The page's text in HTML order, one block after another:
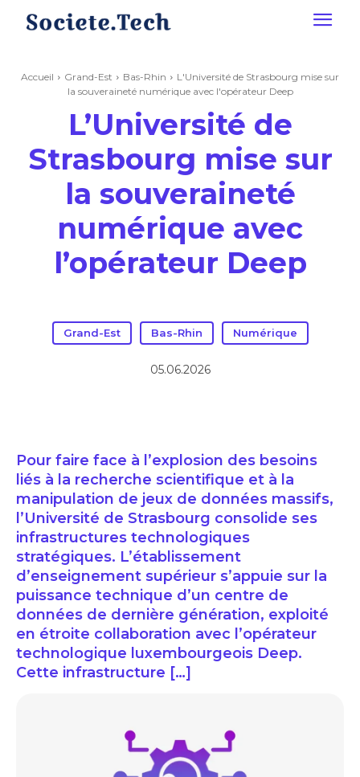
Accueil Grand-Est Bas-Rhin
L'Université de Strasbourg mise sur
la souveraineté numérique avec l'opérateur Deep
L’Université de
Strasbourg mise sur
la souveraineté
numérique avec
l’opérateur Deep
Grand-Est Bas-Rhin Numérique
05.06.2026
Pour faire face à l’explosion des besoins
liés à la recherche scientifique et à la
manipulation de jeux de données massifs,
l’Université de Strasbourg consolide ses
infrastructures technologiques
stratégiques. L’établissement
d’enseignement supérieur s’appuie sur la
puissance technique d’un centre de
données de dernière génération, exploité
en étroite collaboration avec l’opérateur
technologique luxembourgeois Deep.
Cette infrastructure […]